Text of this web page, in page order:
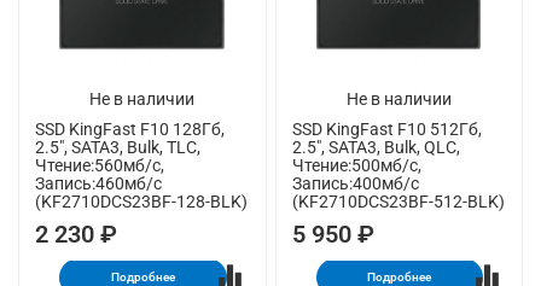
Не в наличии
SSD KingFast F10 128Гб,
2.5", SATA3, Bulk, TLC,
Чтение:560мб/с,
Запись:460мб/с
(KF2710DCS23BF-128-BLK)
2 230 ₽
Подробнее
Не в наличии
SSD KingFast F10 512Гб,
2.5", SATA3, Bulk, QLC,
Чтение:500мб/с,
Запись:400мб/с
(KF2710DCS23BF-512-BLK)
5 950 ₽
Подробнее